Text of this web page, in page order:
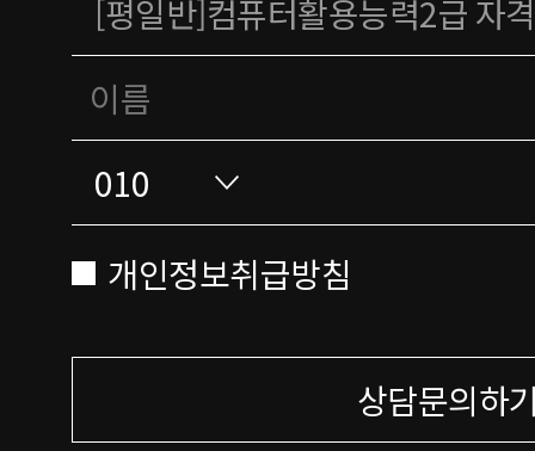
개인정보취급방침
상담문의하